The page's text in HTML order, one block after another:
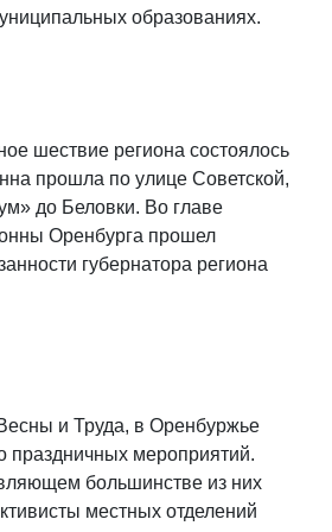
образованиях.
шествие региона состоялось
прошла по улице Советской,
до Беловки. Во главе
Оренбурга прошел
губернатора региона
и Труда, в Оренбуржье
праздничных мероприятий.
большинстве из них
местных отделений